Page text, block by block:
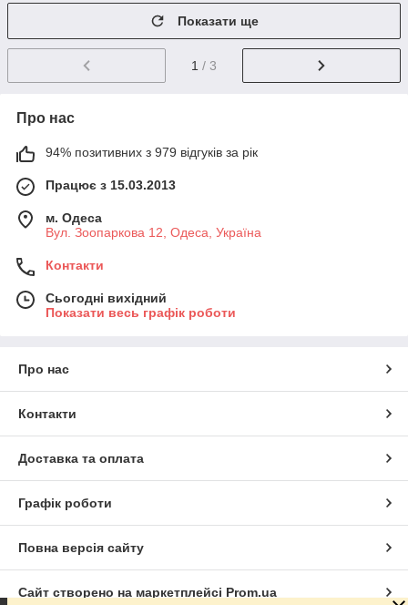
Показати ще
1 / 3
Про нас
94% позитивних з 979 відгуків за рік
Працює з 15.03.2013
м. Одеса
Вул. Зоопаркова 12, Одеса, Україна
Контакти
Сьогодні вихідний
Показати весь графік роботи
Про нас
Контакти
Доставка та оплата
Графік роботи
Повна версія сайту
Сайт створено на маркетплейсі Prom.ua